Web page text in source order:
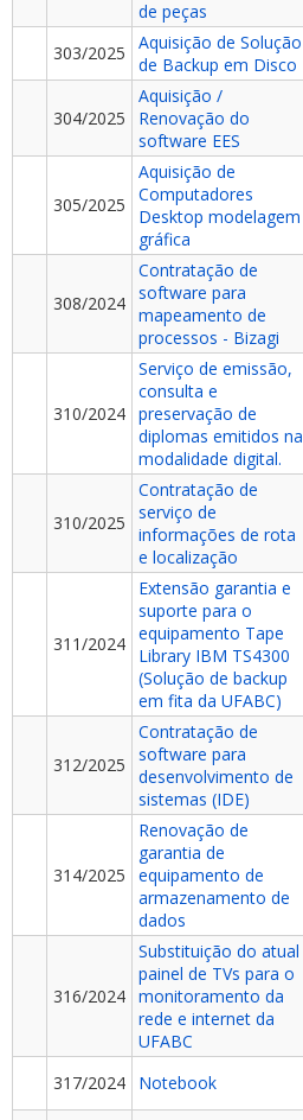
de peças
303/2025
Aquisição de Solução
de Backup em Disco
304/2025
Aquisição /
Renovação do
software EES
305/2025
Aquisição de
Computadores
Desktop modelagem
gráfica
308/2024
Contratação de
software para
mapeamento de
processos - Bizagi
310/2024
Serviço de emissão,
consulta e
preservação de
diplomas emitidos na
modalidade digital.
310/2025
Contratação de
serviço de
informações de rota
e localização
311/2024
Extensão garantia e
suporte para o
equipamento Tape
Library IBM TS4300
(Solução de backup
em fita da UFABC)
312/2025
Contratação de
software para
desenvolvimento de
sistemas (IDE)
314/2025
Renovação de
garantia de
equipamento de
armazenamento de
dados
316/2024
Substituição do atual
painel de TVs para o
monitoramento da
rede e internet da
UFABC
317/2024 Notebook